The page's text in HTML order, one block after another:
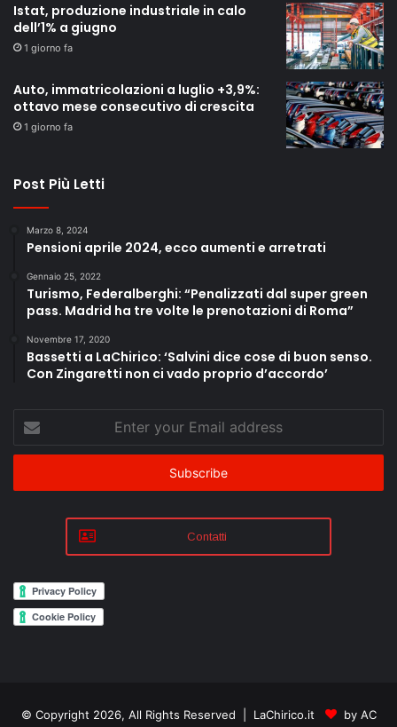
Istat, produzione industriale in calo
dell’1% a giugno
1 giorno fa
Auto, immatricolazioni a luglio +3,9%:
ottavo mese consecutivo di crescita
1 giorno fa
Post Più Letti
Marzo 8, 2024
Pensioni aprile 2024, ecco aumenti e arretrati
Gennaio 25, 2022
Turismo, Federalberghi: “Penalizzati dal super green
pass. Madrid ha tre volte le prenotazioni di Roma”
Novembre 17, 2020
Bassetti a LaChirico: ‘Salvini dice cose di buon senso.
Con Zingaretti non ci vado proprio d’accordo’
your
Email
Contatti
© Copyright 2026, All Rights Reserved | LaChirico.it by AC